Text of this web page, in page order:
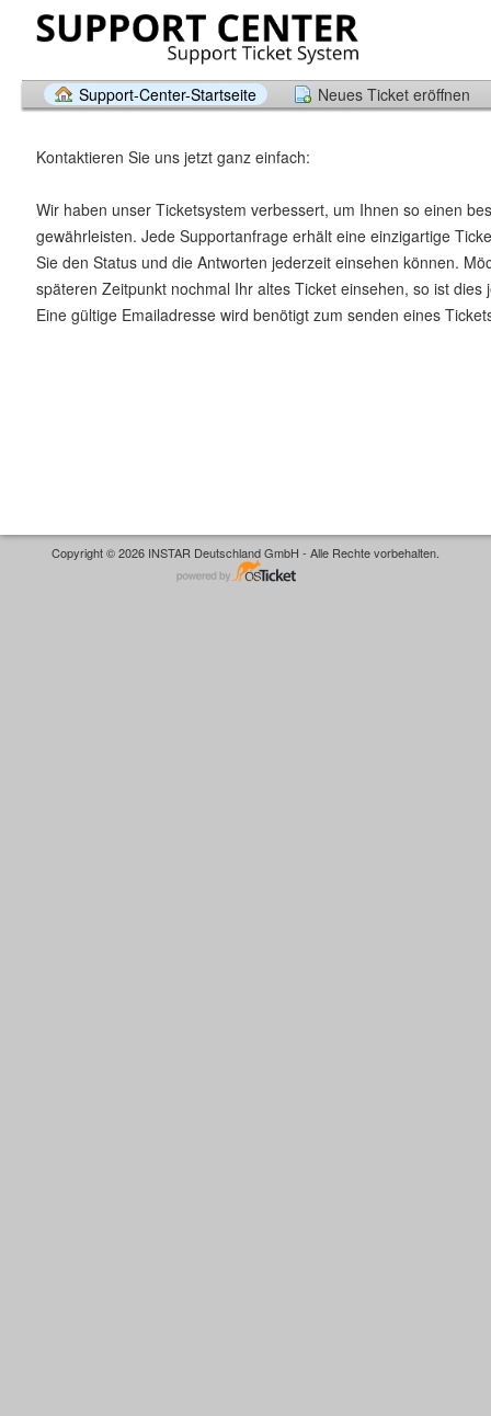
Support-Center-Startseite Neues Ticket eröffnen
Kontaktieren Sie uns jetzt ganz einfach:
Wir haben unser Ticketsystem verbessert, um Ihnen so einen
gewährleisten. Jede Supportanfrage erhält eine einzigartige
Sie den Status und die Antworten jederzeit einsehen können.
späteren Zeitpunkt nochmal Ihr altes Ticket einsehen, so ist dies
Eine gültige Emailadresse wird benötigt zum senden eines
Copyright © 2026 INSTAR Deutschland GmbH - Alle Rechte vorbehalten.